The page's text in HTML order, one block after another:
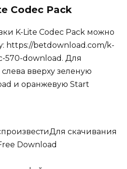
Codec Pack
K-Lite Codec Pack можно
https://betdownload.com/k-
570-download. Для
вверху зеленую
и оранжевую Start
Для скачивания
Download